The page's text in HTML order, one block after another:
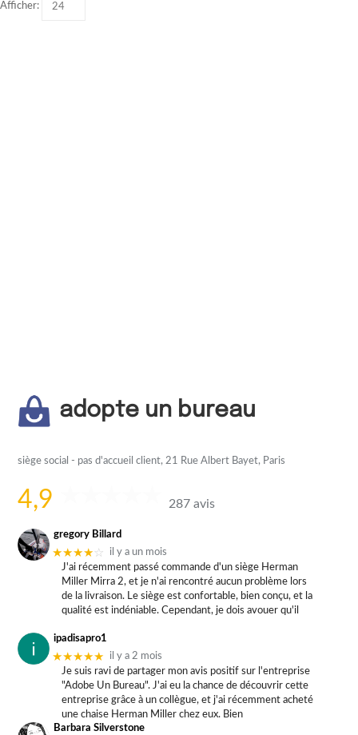
Afficher:
adopte un bureau
siège social - pas d'accueil client, 21 Rue Albert Bayet, Paris
4,9 287 avis
gregory Billard
★★★★☆
il y a un mois
J'ai récemment passé commande d'un siège Herman
Miller Mirra 2, et je n'ai rencontré aucun problème lors
de la livraison. Le siège est confortable, bien conçu, et la
qualité est indéniable. Cependant, je dois avouer qu'il
ipadisapro1
★★★★★
il y a 2 mois
Je suis ravi de partager mon avis positif sur l'entreprise
"Adobe Un Bureau". J'ai eu la chance de découvrir cette
entreprise grâce à un collègue, et j'ai récemment acheté
une chaise Herman Miller chez eux. Bien
Barbara Silverstone